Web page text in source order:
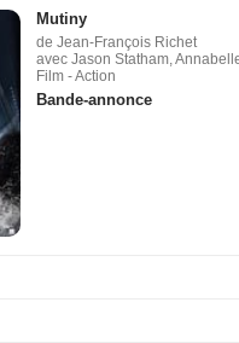
Mutiny
de Jean-François Richet
avec Jason Statham,
Film - Action
Bande-annonce